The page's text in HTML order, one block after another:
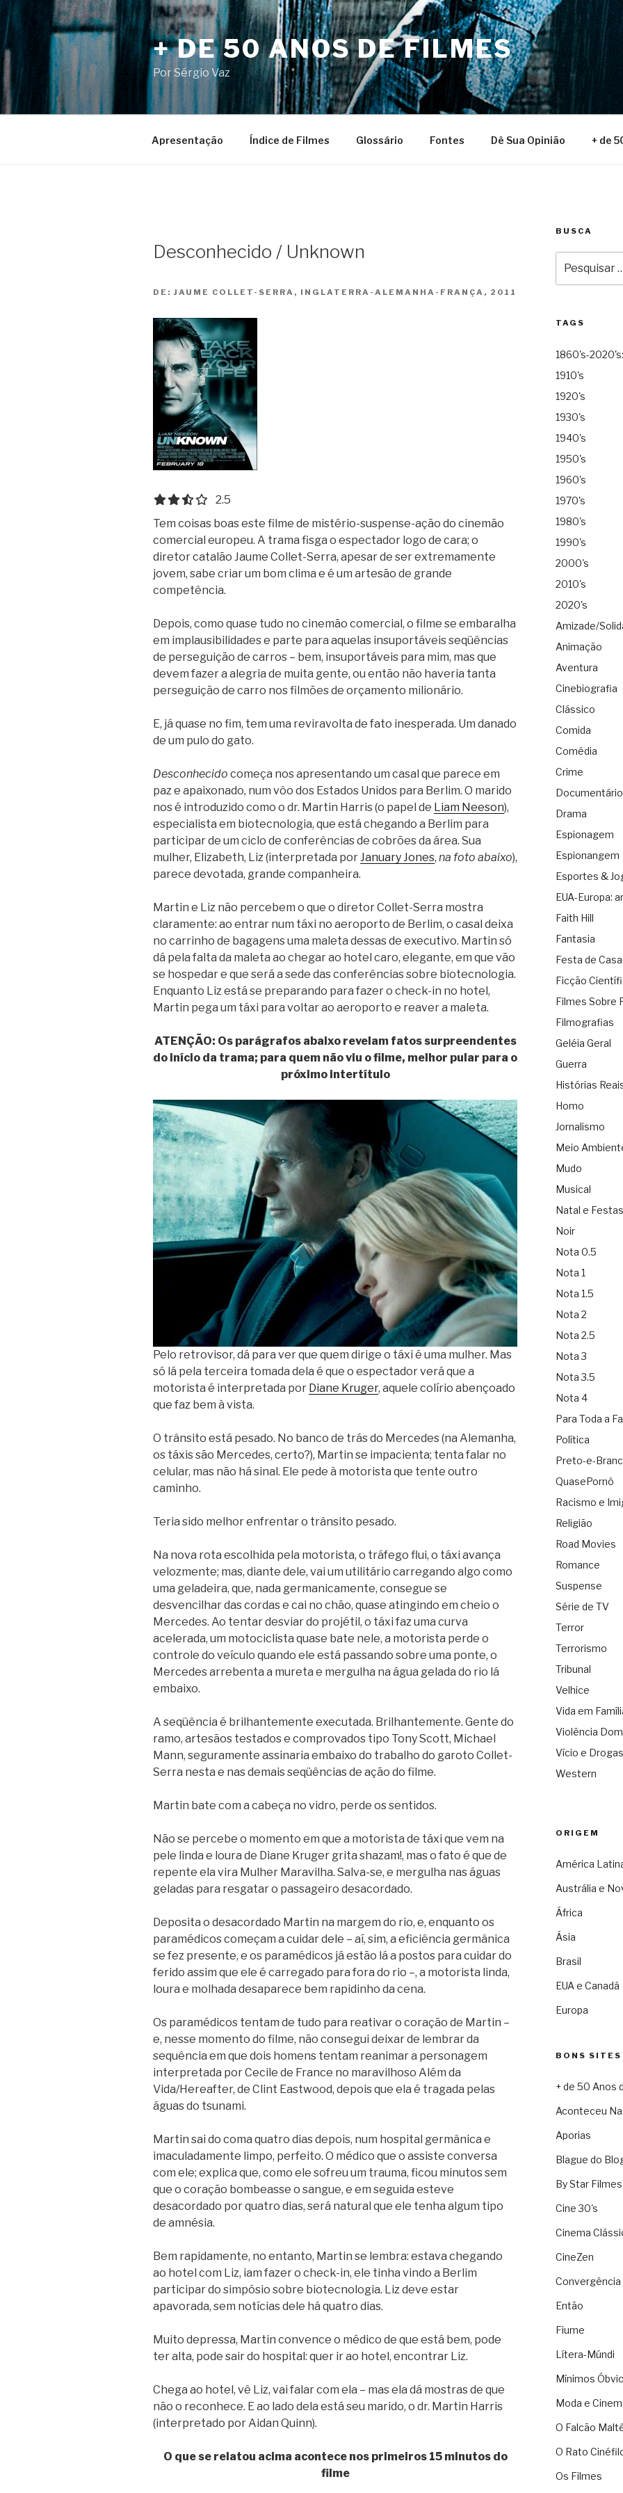
para
o
conteúdo
+ DE 50 ANOS DE FILMES
Por Sérgio Vaz
Apresentação Índice de Filmes Glossário Fontes Dê Sua Opinião + de
Desconhecido / Unknown
DE: JAUME COLLET-SERRA, INGLATERRA-ALEMANHA-FRANÇA, 2011
2.5 out of 5.0 stars
2.5
Tem coisas boas este filme de mistério-suspense-ação do cinemão
comercial europeu. A trama fisga o espectador logo de cara; o
diretor catalão Jaume Collet-Serra, apesar de ser extremamente
jovem, sabe criar um bom clima e é um artesão de grande
competência.
Depois, como quase tudo no cinemão comercial, o filme se embaralha
em implausibilidades e parte para aquelas insuportáveis seqüências
de perseguição de carros – bem, insuportáveis para mim, mas que
devem fazer a alegria de muita gente, ou então não haveria tanta
perseguição de carro nos filmões de orçamento milionário.
E, já quase no fim, tem uma reviravolta de fato inesperada. Um danado
de um pulo do gato.
Desconhecido começa nos apresentando um casal que parece em
paz e apaixonado, num vôo dos Estados Unidos para Berlim. O marido
nos é introduzido como o dr. Martin Harris (o papel de Liam Neeson),
especialista em biotecnologia, que está chegando a Berlim para
participar de um ciclo de conferências de cobrões da área. Sua
mulher, Elizabeth, Liz (interpretada por January Jones, na foto abaixo),
parece devotada, grande companheira.
Martin e Liz não percebem o que o diretor Collet-Serra mostra
claramente: ao entrar num táxi no aeroporto de Berlim, o casal deixa
no carrinho de bagagens uma maleta dessas de executivo. Martin só
dá pela falta da maleta ao chegar ao hotel caro, elegante, em que vão
se hospedar e que será a sede das conferências sobre biotecnologia.
Enquanto Liz está se preparando para fazer o check-in no hotel,
Martin pega um táxi para voltar ao aeroporto e reaver a maleta.
ATENÇÃO: Os parágrafos abaixo revelam fatos surpreendentes
do início da trama; para quem não viu o filme, melhor pular para o
próximo intertítulo
Pelo retrovisor, dá para ver que quem dirige o táxi é uma mulher. Mas
só lá pela terceira tomada dela é que o espectador verá que a
motorista é interpretada por Diane Kruger, aquele colírio abençoado
que faz bem à vista.
O trânsito está pesado. No banco de trás do Mercedes (na Alemanha,
os táxis são Mercedes, certo?), Martin se impacienta; tenta falar no
celular, mas não há sinal. Ele pede à motorista que tente outro
caminho.
Teria sido melhor enfrentar o trânsito pesado.
Na nova rota escolhida pela motorista, o tráfego flui, o táxi avança
velozmente; mas, diante dele, vai um utilitário carregando algo como
uma geladeira, que, nada germanicamente, consegue se
desvencilhar das cordas e cai no chão, quase atingindo em cheio o
Mercedes. Ao tentar desviar do projétil, o táxi faz uma curva
acelerada, um motociclista quase bate nele, a motorista perde o
controle do veículo quando ele está passando sobre uma ponte, o
Mercedes arrebenta a mureta e mergulha na água gelada do rio lá
embaixo.
A seqüência é brilhantemente executada. Brilhantemente. Gente do
ramo, artesãos testados e comprovados tipo Tony Scott, Michael
Mann, seguramente assinaria embaixo do trabalho do garoto Collet-
Serra nesta e nas demais seqüências de ação do filme.
Martin bate com a cabeça no vidro, perde os sentidos.
Não se percebe o momento em que a motorista de táxi que vem na
pele linda e loura de Diane Kruger grita shazam!, mas o fato é que de
repente ela vira Mulher Maravilha. Salva-se, e mergulha nas águas
geladas para resgatar o passageiro desacordado.
Deposita o desacordado Martin na margem do rio, e, enquanto os
paramédicos começam a cuidar dele – aí, sim, a eficiência germânica
se fez presente, e os paramédicos já estão lá a postos para cuidar do
ferido assim que ele é carregado para fora do rio –, a motorista linda,
loura e molhada desaparece bem rapidinho da cena.
Os paramédicos tentam de tudo para reativar o coração de Martin –
e, nesse momento do filme, não consegui deixar de lembrar da
sequência em que dois homens tentam reanimar a personagem
interpretada por Cecile de France no maravilhoso Além da
Vida/Hereafter, de Clint Eastwood, depois que ela é tragada pelas
águas do tsunami.
Martin sai do coma quatro dias depois, num hospital germânica e
imaculadamente limpo, perfeito. O médico que o assiste conversa
com ele; explica que, como ele sofreu um trauma, ficou minutos sem
que o coração bombeasse o sangue, e em seguida esteve
desacordado por quatro dias, será natural que ele tenha algum tipo
de amnésia.
Bem rapidamente, no entanto, Martin se lembra: estava chegando
ao hotel com Liz, iam fazer o check-in, ele tinha vindo a Berlim
participar do simpósio sobre biotecnologia. Liz deve estar
apavorada, sem notícias dele há quatro dias.
Muito depressa, Martin convence o médico de que está bem, pode
ter alta, pode sair do hospital: quer ir ao hotel, encontrar Liz.
Chega ao hotel, vê Liz, vai falar com ela – mas ela dá mostras de que
não o reconhece. E ao lado dela está seu marido, o dr. Martin Harris
(interpretado por Aidan Quinn).
O que se relatou acima acontece nos primeiros 15 minutos do
filme
BUSCA
por:
TAGS
1860's-
1910's
1920's
1930's
1940's
1950's
1960's
1970's
1980's
1990's
2000's
2010's
2020's
Amizade/
Animação
Aventura
Cinebiografia
Clássico
Comida
Comédia
Crime
Documentário
Drama
Espionagem
Espionangem
Esportes &
EUA-Europa:
Faith Hill
Fantasia
Festa de
Ficção
Filmes Sobre
Filmografias
Geléia Geral
Guerra
Histórias
Homo
Jornalismo
Meio
Mudo
Musical
Natal e Festas
Noir
Nota 0.5
Nota 1
Nota 1.5
Nota 2
Nota 2.5
Nota 3
Nota 3.5
Nota 4
Para Toda a
Política
Preto-e-
QuasePornô
Racismo e
Religião
Road Movies
Romance
Suspense
Série de TV
Terror
Terrorismo
Tribunal
Velhice
Vida em
Violência
Vício e Drogas
Western
ORIGEM
América
Austrália e
África
Ásia
Brasil
EUA e Canadá
Europa
BONS SITES
+ de 50 Anos
Aconteceu
Aporias
Blague do
By Star Filmes
Cine 30's
Cinema
CineZen
Convergência
Então
Fiume
Lítera-Múndi
Mínimos
Moda e
O Falcão
O Rato
Os Filmes